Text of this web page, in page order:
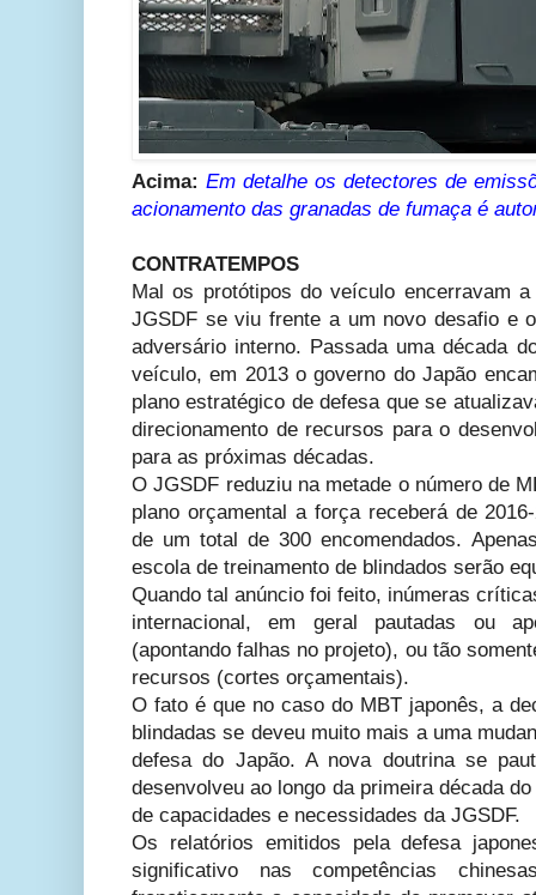
Acima: Em detalhe os detectores de
acionamento das granadas de fumaça é
CONTRATEMPOS
Mal os protótipos do veículo encerravam
JGSDF se viu frente a um novo desafio e
adversário interno. Passada uma década
veículo, em 2013 o governo do Japão
plano estratégico de defesa que se
direcionamento de recursos para o
para as próximas décadas.
O JGSDF reduziu na metade o número de
plano orçamental a força receberá de
de um total de 300 encomendados.
escola de treinamento de blindados serão
Quando tal anúncio foi feito, inúmeras
internacional, em geral pautadas ou
(apontando falhas no projeto), ou tão
recursos (cortes orçamentais).
O fato é que no caso do MBT japonês, a
blindadas se deveu muito mais a uma
defesa do Japão. A nova doutrina se
desenvolveu ao longo da primeira década
de capacidades e necessidades da JGSDF.
Os relatórios emitidos pela defesa
significativo nas competências